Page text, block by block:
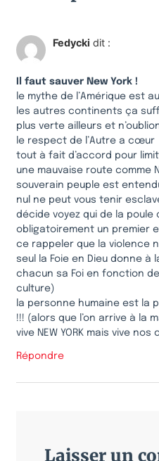
Fedycki dit :
Il faut sauver New York !
le mythe de l’Amérique est
les autres continents ça
plus verte ailleurs et
le respect de l’Autre a cœur
tout à fait d’accord pour
une mauvaise route comme
souverain peuple est
nul ne peut vous tenir
décide voyez qui de la poule
obligatoirement un premier
ce rappeler que la violence
seul la Foie en Dieu donne à
chacun sa Foi en fonction
culture)
la personne humaine est la
!!! (alors que l’on arrive à la
vive NEW YORK mais vive
Répondre
Laisser un